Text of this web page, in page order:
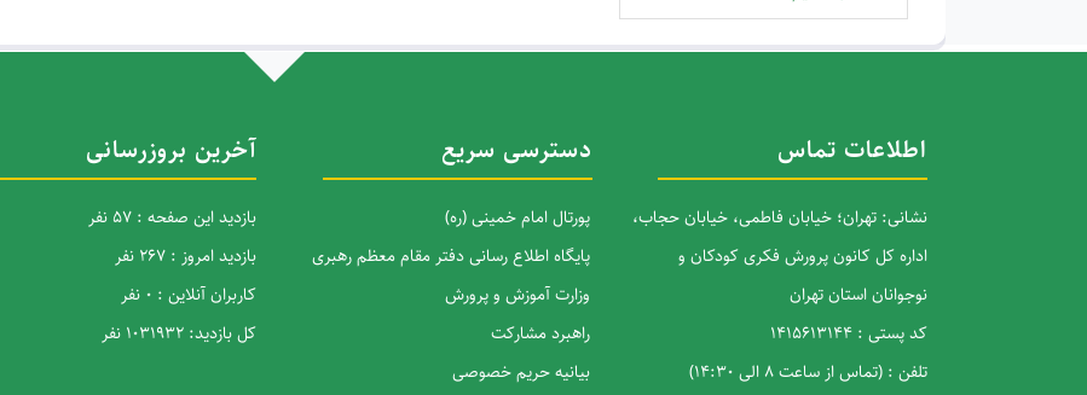
اطلاعات تماس
نشانی: تهران؛ خیابان فاطمی، خیابان حجاب،
اداره کل کانون پرورش فکری کودکان و
نوجوانان استان تهران
کد پستی : 1415613144
تلفن : (تماس از ساعت 8 الی 14:30)
دسترسی سریع
پورتال امام خمینی (ره)
پایگاه اطلاع رسانی دفتر مقام معظم رهبری
وزارت آموزش و پرورش
راهبرد مشارکت
بیانیه حریم خصوصی
آخرین بروزرسانی
بازدید این صفحه : 57 نفر
بازدید امروز : 267 نفر
کاربران آنلاین : 0 نفر
کل بازدید: 1031932 نفر